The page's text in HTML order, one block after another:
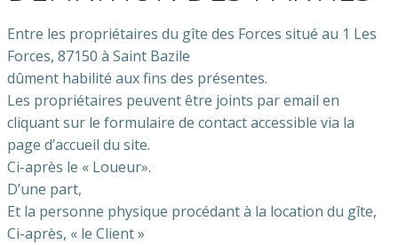
Entre les propriétaires du gîte des Forces situé au 1 Les
Forces, 87150 à Saint Bazile
dûment habilité aux fins des présentes.
Les propriétaires peuvent être joints par email en
cliquant sur le formulaire de contact accessible via la
page d’accueil du site.
Ci-après le « Loueur».
D’une part,
Et la personne physique procédant à la location du gîte,
Ci-après, « le Client »